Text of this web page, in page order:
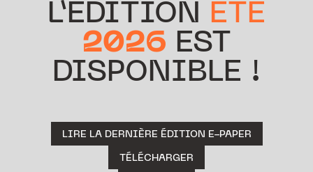
L’ÉDITION ÉTÉ
2026 EST
DISPONIBLE !
LIRE LA DERNIÈRE ÉDITION E-PAPER
TÉLÉCHARGER